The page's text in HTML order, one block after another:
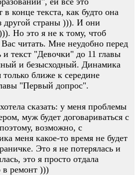
конце текста, как будто она
другой страны ))). И они
Но это я не к тому, чтоб
читать. Мне неудобно перед
текст "Девочки" до 11 главы
и безысходный. Динамика
только ближе к середине
"Первый допрос".
сказать: у меня проблемы
муж будет договариваться с
возможно, с
меня какое-то время не будет
Это я не потерялась и
это я просто отдала
в ремонт )))